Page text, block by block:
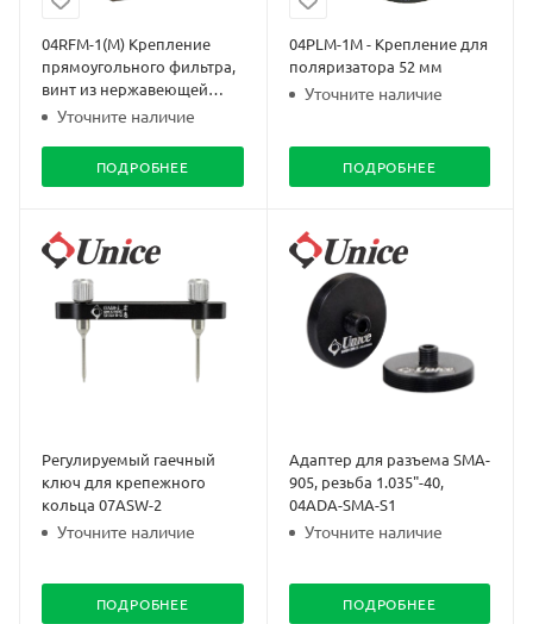
04RFM-1(M) Крепление
прямоугольного фильтра,
винт из нержавеющей
стали
Уточните наличие
ПОДРОБНЕЕ
04PLM-1M - Крепление для
поляризатора 52 мм
Уточните наличие
ПОДРОБНЕЕ
Регулируемый гаечный
ключ для крепежного
кольца 07ASW-2
Уточните наличие
ПОДРОБНЕЕ
Адаптер для разъема SMA-
905, резьба 1.035"-40,
04ADA-SMA-S1
Уточните наличие
ПОДРОБНЕЕ